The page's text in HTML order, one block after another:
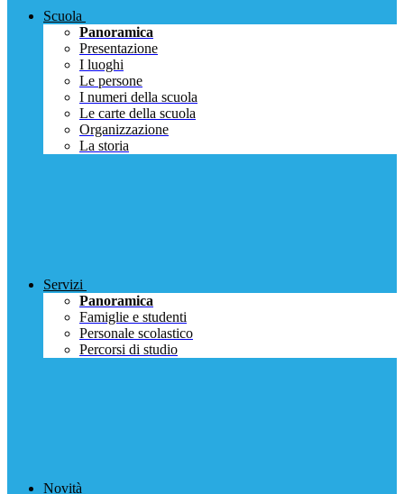
Scuola
Panoramica
Presentazione
I luoghi
Le persone
I numeri della scuola
Le carte della scuola
Organizzazione
La storia
Servizi
Panoramica
Famiglie e studenti
Personale scolastico
Percorsi di studio
Novità